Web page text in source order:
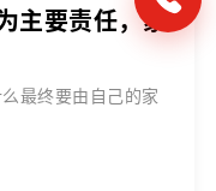
主要责任，家
最终要由自己的家